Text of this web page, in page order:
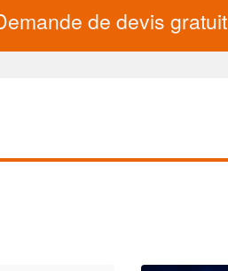
de devis gratuit